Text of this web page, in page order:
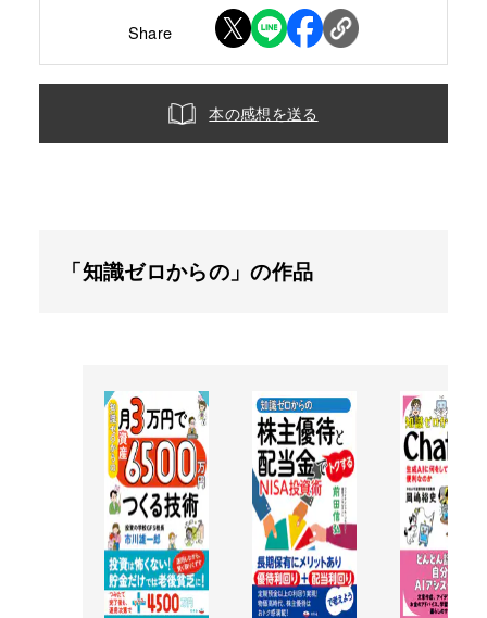
Share
本の感想を送る
「知識ゼロからの」の作品